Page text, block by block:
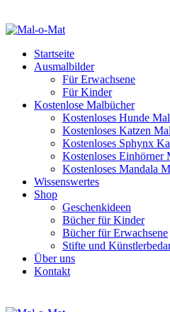
Startseite
Ausmalbilder
Für Erwachsene
Für Kinder
Kostenlose Malbücher
Kostenloses Hunde
Kostenloses Katzen
Kostenloses Sphynx
Kostenloses Einhörner
Kostenloses Mandala
Wissenswertes
Shop
Geschenkideen
Bücher für Kinder
Bücher für Erwachsene
Stifte und
Über uns
Kontakt